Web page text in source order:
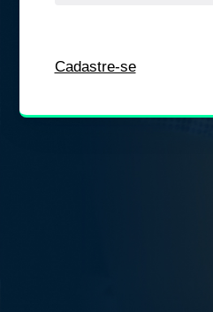
Cadastre-se